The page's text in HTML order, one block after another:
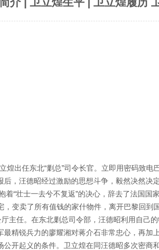
煌出任东北“剿总”司令长官。立即用密码致电
，汪德昭经过激励的思想斗争，毅然决然决
着“壮士一去兮不复返”的决心，辞去了法国国
变卖了所有值钱的家什物件，离开巴黎回到
主任。在东北剿总司令部，汪德昭利用自己
精锐兵力的廖耀湘对蒋介石非常忠心，再加
开起义的条件。卫立煌在同汪德昭多次密商